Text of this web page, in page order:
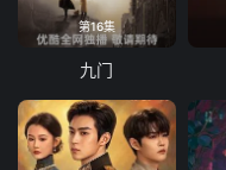
第16集
九门